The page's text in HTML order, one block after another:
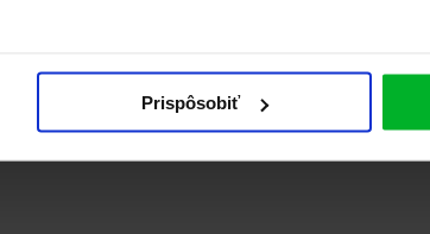
Prispôsobiť